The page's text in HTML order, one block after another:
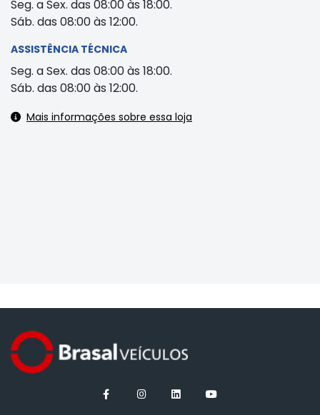
Seg. a Sex. das 08:00 às 18:00.
Sáb. das 08:00 às 12:00.
ASSISTÊNCIA TÉCNICA
Seg. a Sex. das 08:00 às 18:00.
Sáb. das 08:00 às 12:00.
Mais informações sobre essa loja